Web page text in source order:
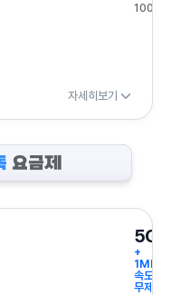
100건
자세히보기
5GB
+
1Mbps
속도
무제한